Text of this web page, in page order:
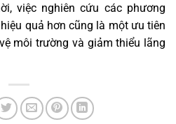
việc nghiên cứu các phương
quả hơn cũng là một ưu tiên
môi trường và giảm thiểu lãng